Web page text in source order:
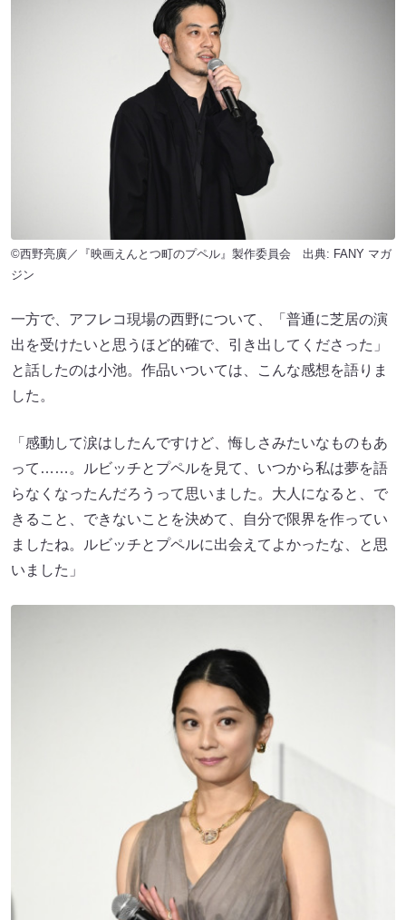
©西野亮廣／『映画えんとつ町のプペル』製作委員会 出典: FANY マガ
ジン
一方で、アフレコ現場の西野について、「普通に芝居の演
出を受けたいと思うほど的確で、引き出してくださった」
と話したのは小池。作品いついては、こんな感想を語りま
した。
「感動して涙はしたんですけど、悔しさみたいなものもあ
って……。ルビッチとプペルを見て、いつから私は夢を語
らなくなったんだろうって思いました。大人になると、で
きること、できないことを決めて、自分で限界を作ってい
ましたね。ルビッチとプペルに出会えてよかったな、と思
いました」